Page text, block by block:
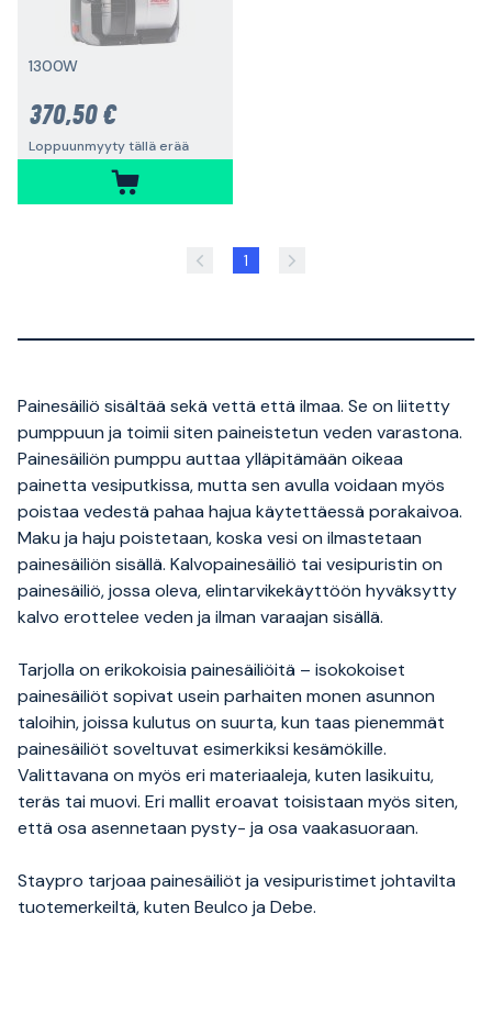
1300W
370,50 €
Loppuunmyyty tällä erää
1
Painesäiliö sisältää sekä vettä että ilmaa. Se on liitetty
pumppuun ja toimii siten paineistetun veden varastona.
Painesäiliön pumppu auttaa ylläpitämään oikeaa
painetta vesiputkissa, mutta sen avulla voidaan myös
poistaa vedestä pahaa hajua käytettäessä porakaivoa.
Maku ja haju poistetaan, koska vesi on ilmastetaan
painesäiliön sisällä. Kalvopainesäiliö tai vesipuristin on
painesäiliö, jossa oleva, elintarvikekäyttöön hyväksytty
kalvo erottelee veden ja ilman varaajan sisällä.
Tarjolla on erikokoisia painesäiliöitä – isokokoiset
painesäiliöt sopivat usein parhaiten monen asunnon
taloihin, joissa kulutus on suurta, kun taas pienemmät
painesäiliöt soveltuvat esimerkiksi kesämökille.
Valittavana on myös eri materiaaleja, kuten lasikuitu,
teräs tai muovi. Eri mallit eroavat toisistaan myös siten,
että osa asennetaan pysty- ja osa vaakasuoraan.
Staypro tarjoaa painesäiliöt ja vesipuristimet johtavilta
tuotemerkeiltä, kuten Beulco ja Debe.